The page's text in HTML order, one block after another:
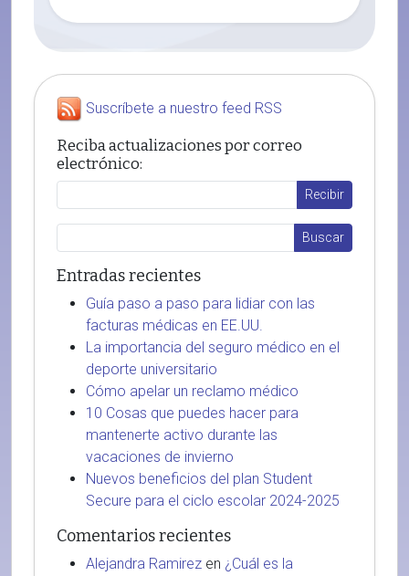
Suscríbete a nuestro feed RSS
Reciba actualizaciones por correo
electrónico:
Entradas recientes
Guía paso a paso para lidiar con las
facturas médicas en EE.UU.
La importancia del seguro médico en el
deporte universitario
Cómo apelar un reclamo médico
10 Cosas que puedes hacer para
mantenerte activo durante las
vacaciones de invierno
Nuevos beneficios del plan Student
Secure para el ciclo escolar 2024-2025
Comentarios recientes
Alejandra Ramirez en ¿Cuál es la